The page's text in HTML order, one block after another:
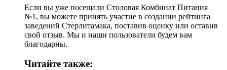
Если вы уже посещали Столовая Комбинат Питания
№1, вы можете принять участие в создании рейтинга
заведений Стерлитамака, поставив оценку или оставив
свой отзыв. Мы и наши пользователи будем вам
благодарны.
Читайте также: